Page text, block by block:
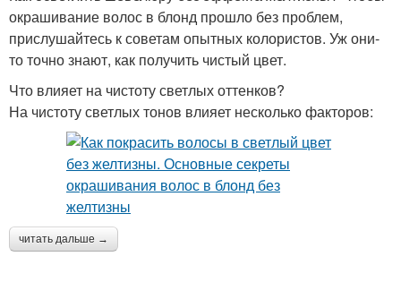
окрашивание волос в блонд прошло без проблем,
прислушайтесь к советам опытных колористов. Уж они-
то точно знают, как получить чистый цвет.
Что влияет на чистоту светлых оттенков?
На чистоту светлых тонов влияет несколько факторов:
читать дальше →